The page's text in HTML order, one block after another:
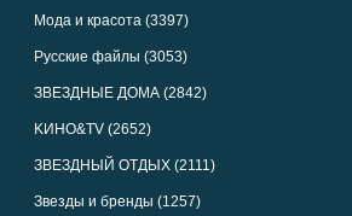
Мода и красота (3397)
Русские файлы (3053)
ЗВЕЗДНЫЕ ДОМА (2842)
KИНО&TV (2652)
ЗВЕЗДНЫЙ ОТДЫХ (2111)
Звезды и бренды (1257)